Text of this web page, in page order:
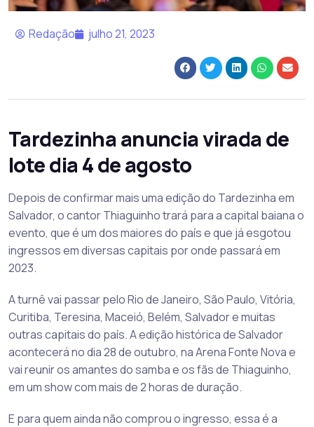
Redação julho 21, 2023
Tardezinha anuncia virada de
lote dia 4 de agosto
Depois de confirmar mais uma edição do Tardezinha em
Salvador, o cantor Thiaguinho trará para a capital baiana o
evento, que é um dos maiores do país e que já esgotou
ingressos em diversas capitais por onde passará em
2023.
A turnê vai passar pelo Rio de Janeiro, São Paulo, Vitória,
Curitiba, Teresina, Maceió, Belém, Salvador e muitas
outras capitais do país. A edição histórica de Salvador
acontecerá no dia 28 de outubro, na Arena Fonte Nova e
vai reunir os amantes do samba e os fãs de Thiaguinho,
em um show com mais de 2 horas de duração.
E para quem ainda não comprou o ingresso, essa é a